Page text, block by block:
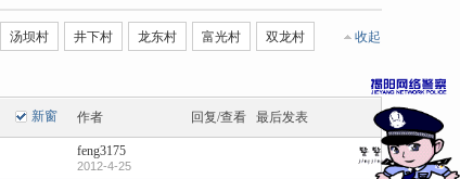
收起
汤坝村 井下村 龙东村 富光村 双龙村
新窗 作者 回复/查看 最后发表
feng3175
2012-4-25